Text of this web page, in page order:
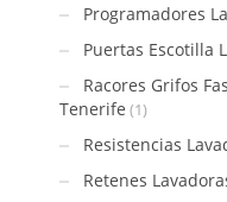
Programadores
Puertas Escotilla
Racores Grifos
Tenerife (1)
Resistencias
Retenes